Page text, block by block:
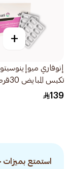
+
إنوفاري
تكيس المبايض 30قرص
139
استمتع